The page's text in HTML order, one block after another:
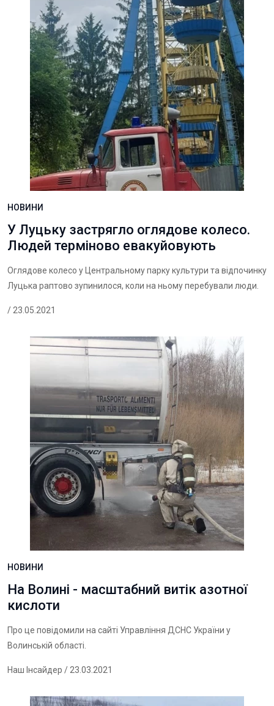
НОВИНИ
У Луцьку застрягло оглядове колесо.
Людей терміново евакуйовують
Оглядове колесо у Центральному парку культури та відпочинку
Луцька раптово зупинилося, коли на ньому перебували люди.
/ 23.05.2021
НОВИНИ
На Волині - масштабний витік азотної
кислоти
Про це повідомили на сайті Управління ДСНС України у
Волинській області.
Наш Інсайдер / 23.03.2021